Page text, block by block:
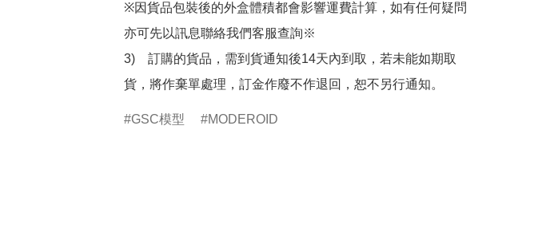
※因貨品包裝後的外盒體積都會影響運費計算，如有任何疑問
亦可先以訊息聯絡我們客服查詢※
3)　訂購的貨品，需到貨通知後14天內到取，若未能如期取
貨，將作棄單處理，訂金作廢不作退回，恕不另行通知。
GSC模型 MODEROID